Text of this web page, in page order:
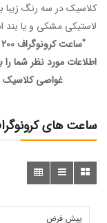
کلاسیک در سه رنگ زیبا
لاستیکی مشکی و یا بند
"ساعت کرونوگراف
اطلاعات مورد نظر شما
غواصی کلاسیک
ساعت های کرونوگراف